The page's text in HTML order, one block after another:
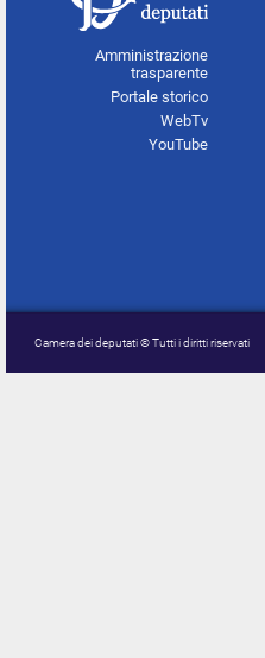
Amministrazione
trasparente
Portale storico
WebTv
YouTube
Camera dei deputati © Tutti i diritti riservati